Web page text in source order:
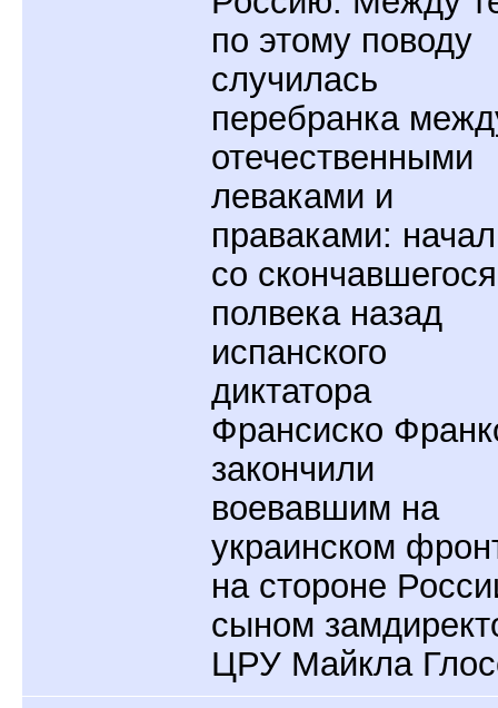
по этому поводу
случилась
перебранка
отечественными
леваками и
праваками:
со скончавшегося
полвека назад
испанского
диктатора
Франсиско
закончили
воевавшим на
украинском
на стороне
сыном
ЦРУ Майкла